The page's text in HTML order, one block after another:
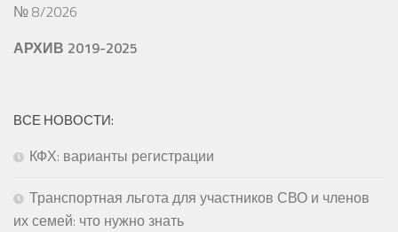
№ 8/2026
АРХИВ 2019-2025
ВСЕ НОВОСТИ:
КФХ: варианты регистрации
Транспортная льгота для участников СВО и членов
их семей: что нужно знать